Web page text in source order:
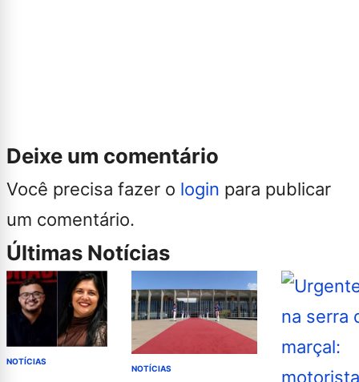
Deixe um comentário
Você precisa fazer o login para publicar
um comentário.
Últimas Notícias
NOTÍCIAS
NOTÍCIAS